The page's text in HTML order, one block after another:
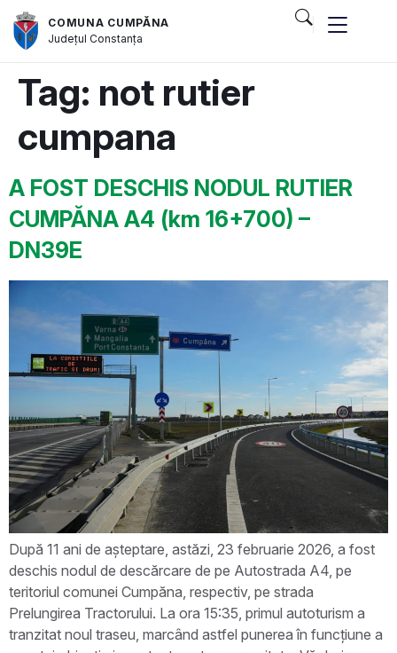
COMUNA CUMPĂNA
JudețulConstanța
Tag: not rutier
cumpana
A FOST DESCHIS NODUL RUTIER
CUMPĂNA A4 (km 16+700) –
DN39E
După 11 ani de așteptare, astăzi, 23 februarie 2026, a fost
deschis nodul de descărcare de pe Autostrada A4, pe
teritoriul comunei Cumpăna, respectiv, pe strada
Prelungirea Tractorului. La ora 15:35, primul autoturism a
tranzitat noul traseu, marcând astfel punerea în funcțiune a